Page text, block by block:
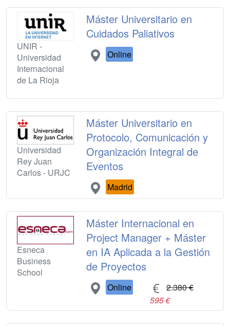
UNIR -
Universidad
Internacional
de La Rioja
Máster Universitario en
Cuidados Paliativos
Online
Universidad
Rey Juan
Carlos - URJC
Máster Universitario en
Protocolo, Comunicación y
Organización Integral de
Eventos
Madrid
Esneca
Business
School
Máster Internacional en
Project Manager + Máster
en IA Aplicada a la Gestión
de Proyectos
Online
2.380 €
595 €